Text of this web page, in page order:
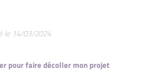
le 14/03/2024
pour faire décoller mon projet